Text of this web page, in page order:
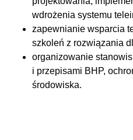
wdrożenia systemu
zapewnianie wsparcia
szkoleń z rozwiązania
organizowanie
i przepisami BHP,
środowiska.